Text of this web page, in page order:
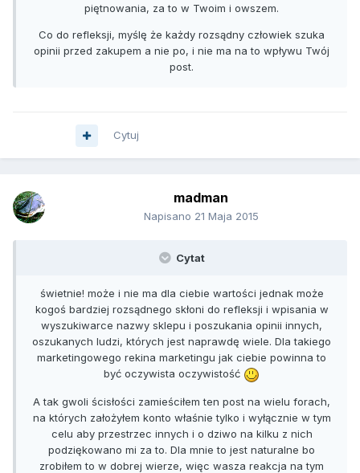
piętnowania, za to w Twoim i owszem.
Co do refleksji, myślę że każdy rozsądny człowiek szuka
opinii przed zakupem a nie po, i nie ma na to wpływu Twój
post.
Cytuj
madman
Napisano 21 Maja 2015
Cytat
świetnie! może i nie ma dla ciebie wartości jednak może
kogoś bardziej rozsądnego skłoni do refleksji i wpisania w
wyszukiwarce nazwy sklepu i poszukania opinii innych,
oszukanych ludzi, których jest naprawdę wiele. Dla takiego
marketingowego rekina marketingu jak ciebie powinna to
być oczywista oczywistość
A tak gwoli ścisłości zamieściłem ten post na wielu forach,
na których założyłem konto właśnie tylko i wyłącznie w tym
celu aby przestrzec innych i o dziwo na kilku z nich
podziękowano mi za to. Dla mnie to jest naturalne bo
zrobiłem to w dobrej wierze, więc wasza reakcja na tym